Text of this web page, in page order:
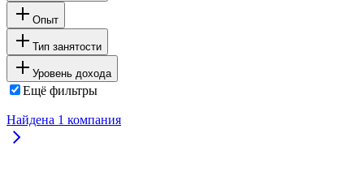
Опыт
Тип занятости
Уровень дохода
Ещё фильтры
Найдена 1 компания